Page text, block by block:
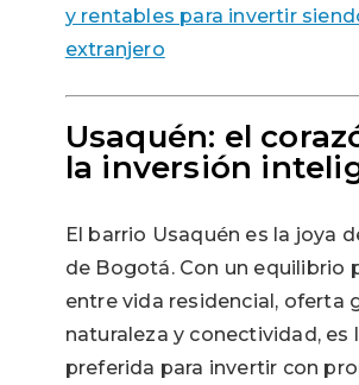
y rentables para invertir
extranjero
Usaquén: el
la inversión
El barrio Usaquén es la joya
de Bogotá. Con un equilibrio
entre vida residencial, oferta
naturaleza y conectividad, es
preferida para invertir con